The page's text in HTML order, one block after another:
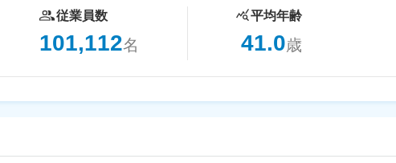
従業員数
101,112名
平均年齢
41.0歳